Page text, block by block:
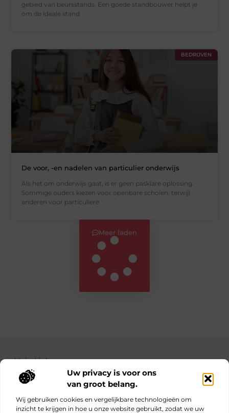
Uw privacy is voor ons
van groot belang.
Wij gebruiken cookies en vergelijkbare technologieën om
inzicht te krijgen in hoe u onze website gebruikt, zodat we uw
gebied van beursstands. Een goede standbouwer helpt je
om de ideale stand
BEDRIJVEN
De voor, -en nadelen van particulier onderwijs
Als het om onderwijs gaat, is er geen pasklare oplossing.
Sommige ouders kiezen voor openbare scholen, terwijl
anderen voor particuliere
Meer laden
Main Links
Bekende Nederlanders